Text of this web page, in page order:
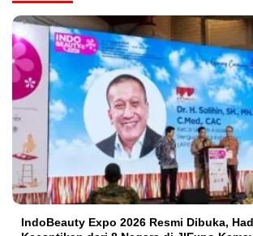
IndoBeauty Expo 2026 Resmi Dibuka,